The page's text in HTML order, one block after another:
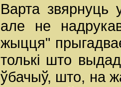
Варта звярнуць
але не
жыцця"
толькі што
ўбачыў, што, на